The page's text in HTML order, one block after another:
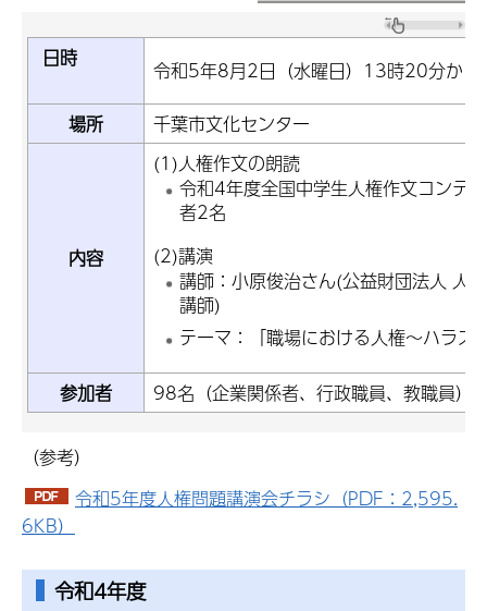
日時
令和5年8月2日（水曜日）13時20分か
場所
千葉市文化センター
内容
(1)人権作文の朗読
令和4年度全国中学生人権作文コンテ
者2名
(2)講演
講師：小原俊治さん(公益財団法人 人
講師)
テーマ：「職場における人権～ハラス
参加者 98名（企業関係者、行政職員、教職員）
（参考）
令和5年度人権問題講演会チラシ（PDF：2,595.
6KB）
令和4年度